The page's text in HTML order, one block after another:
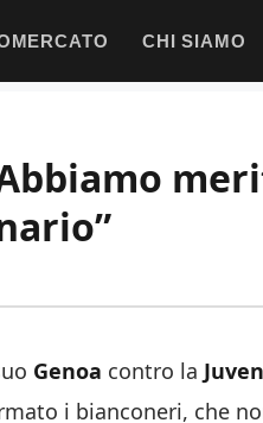
CHI SIAMO
Genoa contro la
i bianconeri, che